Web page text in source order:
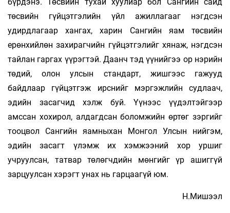
бүрдэнэ. Төсвийн тухай хуулиар бол Сангийн сайд
төсвийн гүйцэтгэлийн үйл ажиллагааг нэгдсэн
удирдлагаар хангах, харин Сангийн яам төсвийн
ерөнхийлөн захирагчийн гүйцэтгэлийг хянаж, нэгдсэн
тайлан гаргах үүрэгтэй. Даанч тэд үүнийгээ ор нэрийн
төдий, олон улсын стандарт, жишгээс гажууд
байдлаар гүйцэтгэж ирснийг мэргэжлийн судлаач,
эдийн засагчид хэлж буй. Үүнээс үүдэлтэйгээр
амссан хохирол, алдагдсан боломжийн өртөг зэргийг
тооцвол Сангийн яамныхан Монгол Улсын нийгэм,
эдийн засагт үлэмж их хэмжээний хор уршиг
учруулсан, татвар төлөгчдийн мөнгийг үр ашиггүй
зарцуулсан хэрэгт унах нь гарцаагүй юм.
Н.Мишээл